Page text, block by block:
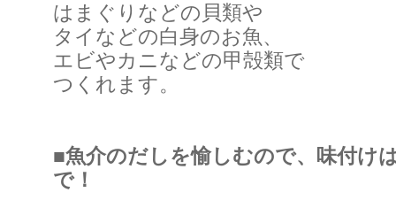
はまぐりなどの貝類や
タイなどの白身のお魚、
エビやカニなどの甲殻類で
つくれます。
■魚介のだしを愉しむので、味付け
で！